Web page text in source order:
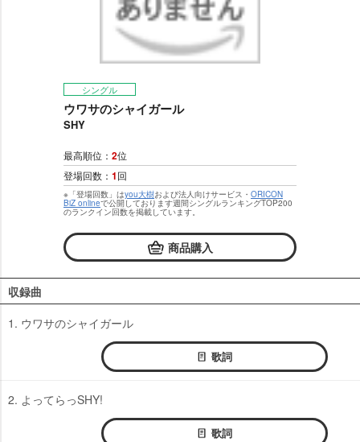
シングル
ウワサのシャイガール
SHY
最高順位： 2位
登場回数： 1回
※「登場回数」はyou大樹および法人向けサービス・ ORICON
BiZ onlineで公開しております週間シングルランキングTOP200
のランクイン回数を掲載しています。
商品購入
収録曲
1. ウワサのシャイガール
歌詞
2. よってらっSHY!
歌詞